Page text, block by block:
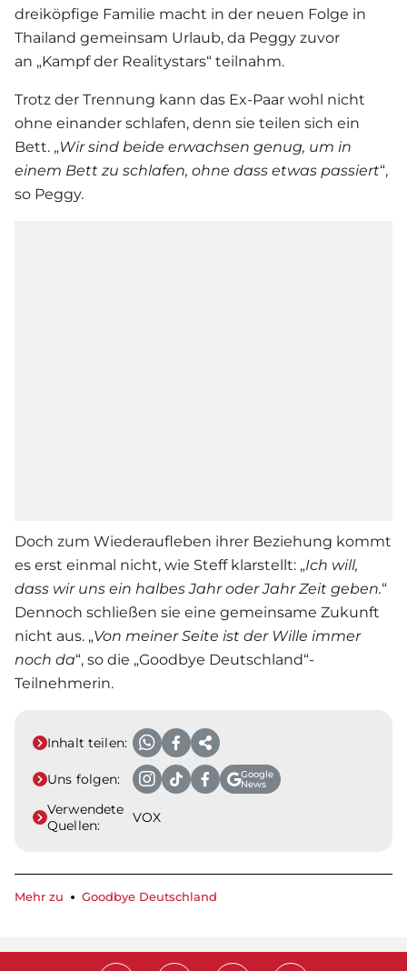
dreiköpfige Familie macht in der neuen Folge in
Thailand gemeinsam Urlaub, da Peggy zuvor
an „Kampf der Realitystars“ teilnahm.
Trotz der Trennung kann das Ex-Paar wohl nicht
ohne einander schlafen, denn sie teilen sich ein
Bett. „Wir sind beide erwachsen genug, um in
einem Bett zu schlafen, ohne dass etwas passiert“,
so Peggy.
Doch zum Wiederaufleben ihrer Beziehung kommt
es erst einmal nicht, wie Steff klarstellt: „Ich will,
dass wir uns ein halbes Jahr oder Jahr Zeit geben.“
Dennoch schließen sie eine gemeinsame Zukunft
nicht aus. „Von meiner Seite ist der Wille immer
noch da“, so die „Goodbye Deutschland“-
Teilnehmerin.
Inhalt teilen:
Uns folgen:
Google
News
Verwendete
Quellen:
VOX
Mehr zu Goodbye Deutschland